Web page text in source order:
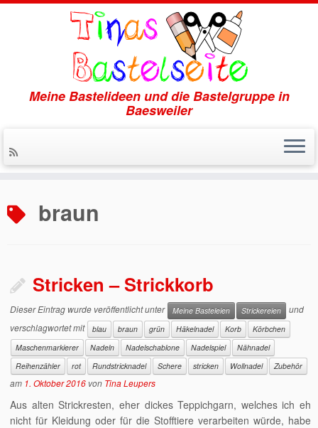
Inhalt
springen
Meine Bastelideen und die Bastelgruppe in
Baesweiler
braun
Stricken – Strickkorb
Dieser Eintrag wurde veröffentlicht unter Meine Basteleien Strickereien
und
verschlagwortet mit
blau braun grün Häkelnadel Korb
Körbchen
Maschenmarkierer
Nadeln Nadelschablone Nadelspiel
Nähnadel
Reihenzähler
rot Rundstricknadel Schere stricken Wollnadel Zubehör
am 1. Oktober 2016 von Tina Leupers
Aus alten Strickresten, eher dickes Teppichgarn, welches ich eh
nicht für Kleidung oder für die Stofftiere verarbeiten würde, habe